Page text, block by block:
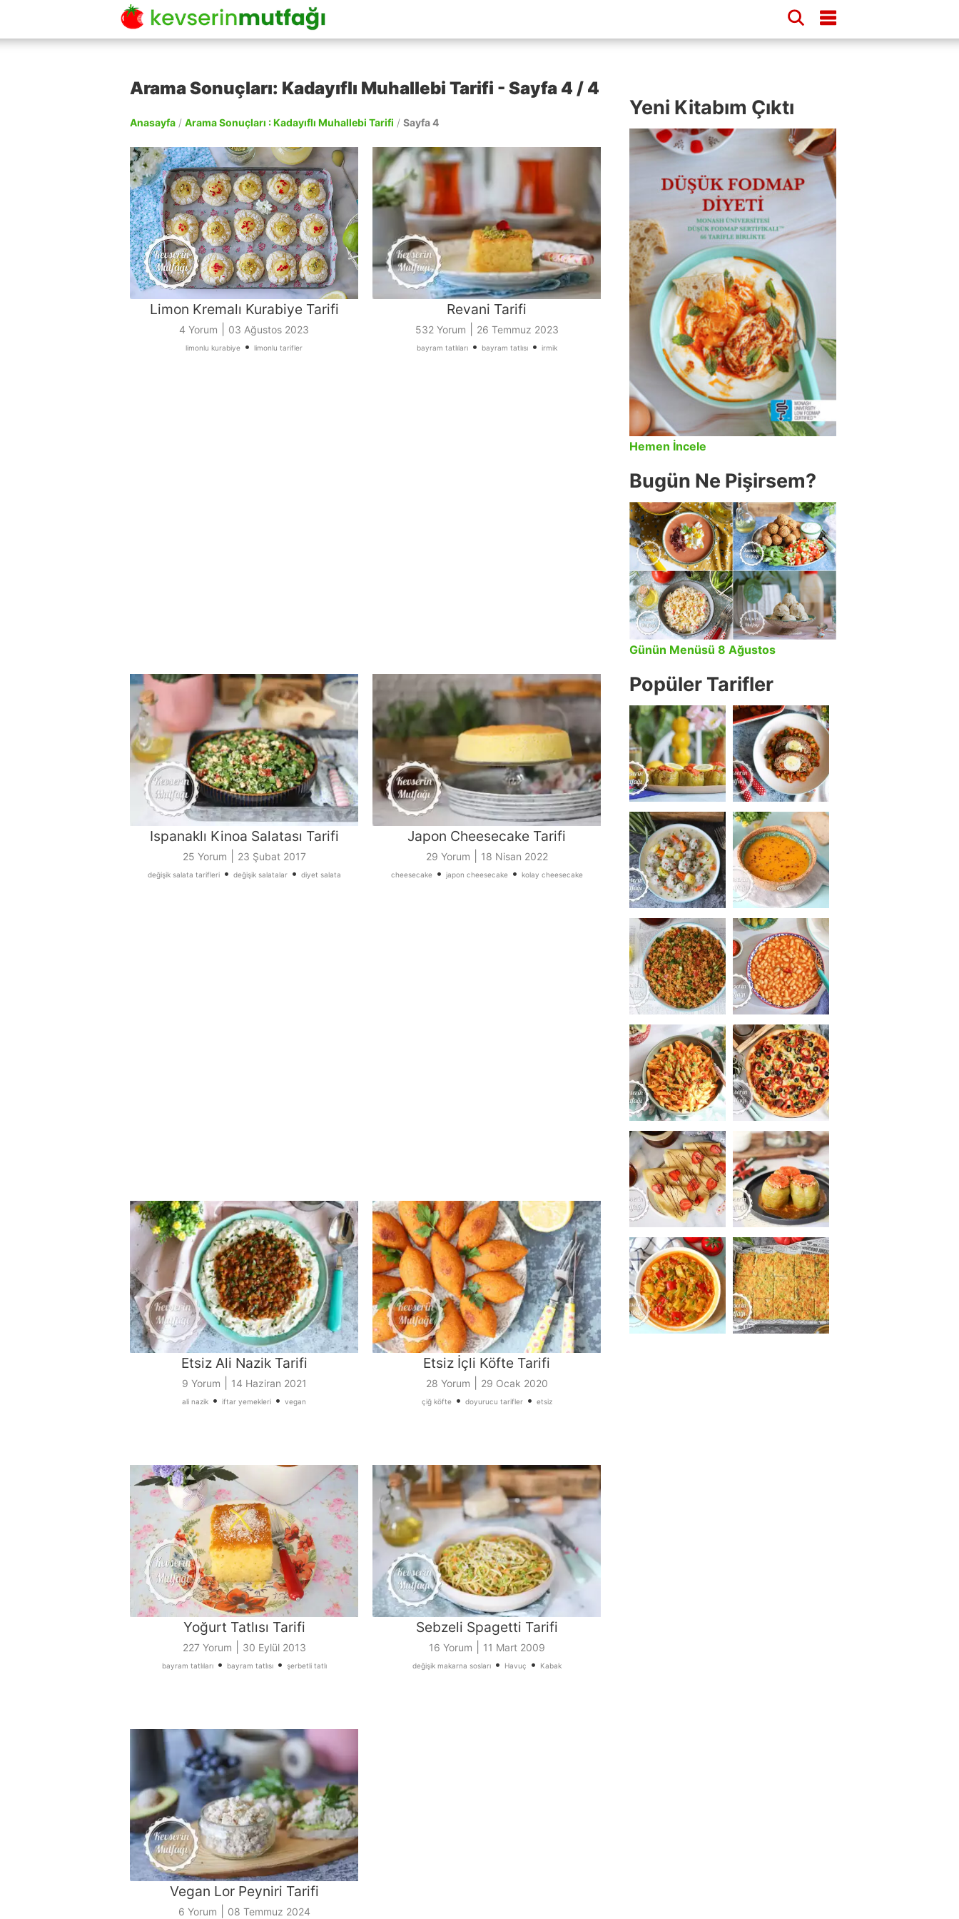
Arama Sonuçları: Kadayıflı Muhallebi Tarifi - Sayfa 4 / 4
Anasayfa / Arama Sonuçları : Kadayıflı Muhallebi Tarifi / Sayfa 4
Limon Kremalı Kurabiye Tarifi
4 Yorum 03 Ağustos 2023
limonlu kurabiye • limonlu tarifler
Revani Tarifi
532 Yorum 26 Temmuz 2023
bayram tatlıları• bayram tatlısı• irmik
Ispanaklı Kinoa Salatası Tarifi
25 Yorum 23 Şubat 2017
değişik salata tarifleri• değişik salatalar• diyet salata
Japon Cheesecake Tarifi
29 Yorum 18 Nisan 2022
cheesecake• japon cheesecake• kolay cheesecake
Etsiz Ali Nazik Tarifi
9 Yorum 14 Haziran 2021
ali nazik • iftar yemekleri • vegan
Etsiz İçli Köfte Tarifi
28 Yorum 29 Ocak 2020
çiğ köfte• doyurucu tarifler• etsiz
Yoğurt Tatlısı Tarifi
227 Yorum 30 Eylül 2013
bayram tatlıları• bayram tatlısı• şerbetli tatlı
Sebzeli Spagetti Tarifi
16 Yorum 11 Mart 2009
değişik makarna sosları• Havuç • Kabak
Vegan Lor Peyniri Tarifi
6 Yorum 08 Temmuz 2024
Yeni Kitabım Çıktı
Hemen İncele
Bugün Ne Pişirsem?
Günün Menüsü 8 Ağustos
Popüler Tarifler